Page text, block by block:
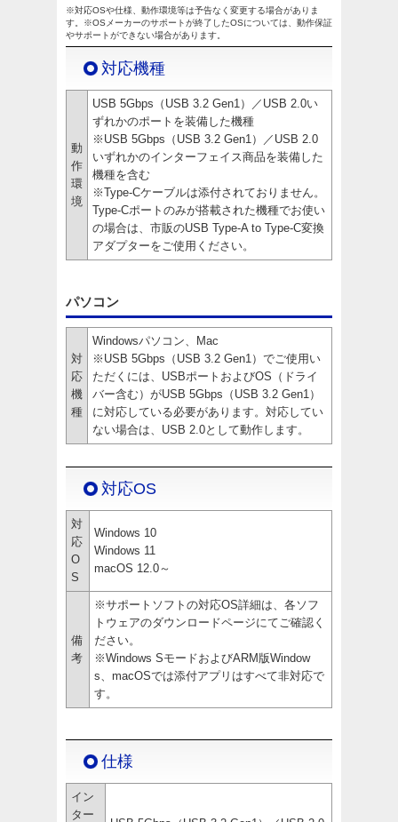
※対応OSや仕様、動作環境等は予告なく変更する場合がありま
す。※OSメーカーのサポートが終了したOSについては、動作保証
やサポートができない場合があります。
対応機種
動
作
環
境
USB 5Gbps（USB 3.2 Gen1）／USB 2.0い
ずれかのポートを装備した機種
※USB 5Gbps（USB 3.2 Gen1）／USB 2.0
いずれかのインターフェイス商品を装備した
機種を含む
※Type-Cケーブルは添付されておりません。
Type-Cポートのみが搭載された機種でお使い
の場合は、市販のUSB Type-A to Type-C変換
アダプターをご使用ください。
パソコン
対
応
機
種
Windowsパソコン、Mac
※USB 5Gbps（USB 3.2 Gen1）でご使用い
ただくには、USBポートおよびOS（ドライ
バー含む）がUSB 5Gbps（USB 3.2 Gen1）
に対応している必要があります。対応してい
ない場合は、USB 2.0として動作します。
対応OS
対
応
O
S
Windows 10
Windows 11
macOS 12.0～
備
考
※サポートソフトの対応OS詳細は、各ソフ
トウェアのダウンロードページにてご確認く
ださい。
※Windows SモードおよびARM版Window
s、macOSでは添付アプリはすべて非対応で
す。
仕様
イン
ター